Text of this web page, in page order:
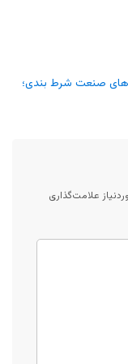
صنعت شرط بندی؛
علامت‌گذاری